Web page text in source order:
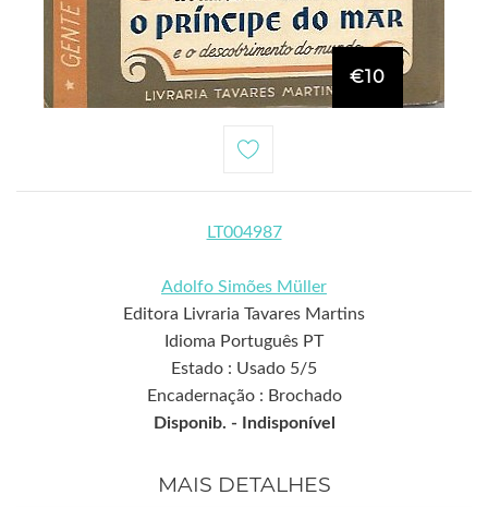
€10
LT004987
Adolfo Simões Müller
Editora Livraria Tavares Martins
Idioma Português PT
Estado : Usado 5/5
Encadernação : Brochado
Disponib. -
Indisponível
MAIS DETALHES